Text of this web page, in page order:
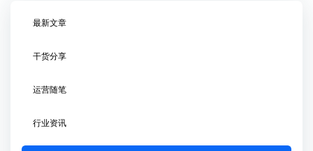
最新文章
干货分享
运营随笔
行业资讯